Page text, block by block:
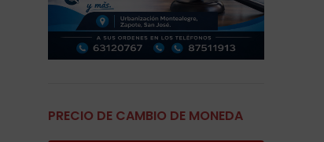
PRECIO DE CAMBIO DE MONEDA